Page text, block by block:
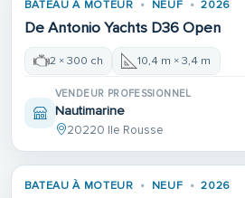
BATEAU À MOTEUR NEUF 2026
De Antonio Yachts D36 Open
2 × 300 ch 10,4 m × 3,4 m
VENDEUR PROFESSIONNEL
Nautimarine
20220 Ile Rousse
BATEAU À MOTEUR NEUF 2026